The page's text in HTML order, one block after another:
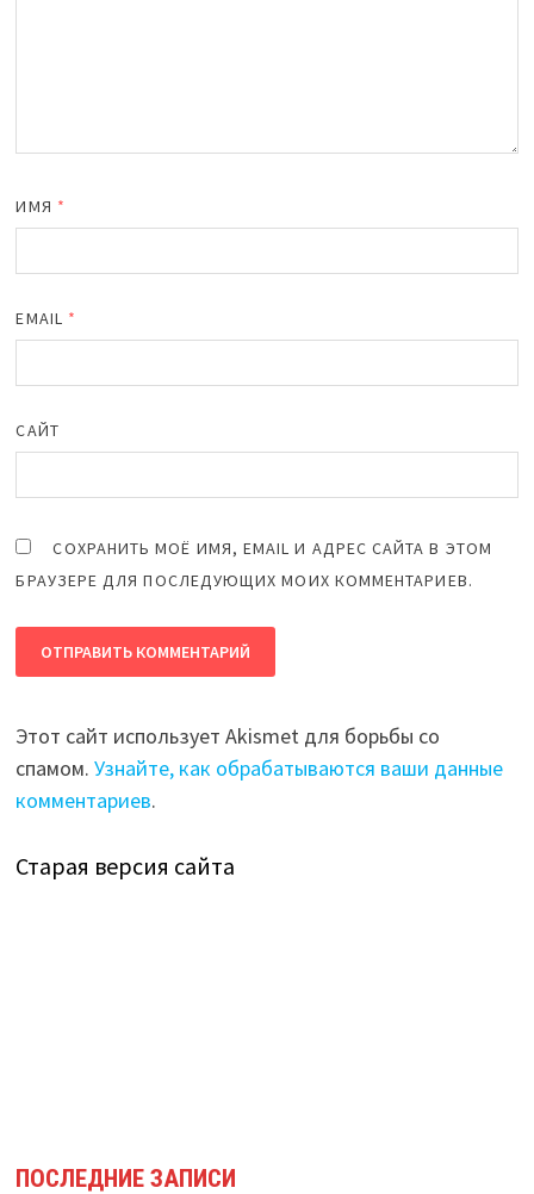
ИМЯ *
EMAIL *
САЙТ
СОХРАНИТЬ МОЁ ИМЯ, EMAIL И АДРЕС САЙТА В ЭТОМ
БРАУЗЕРЕ ДЛЯ ПОСЛЕДУЮЩИХ МОИХ КОММЕНТАРИЕВ.
Этот сайт использует Akismet для борьбы со
спамом.Узнайте, как обрабатываются ваши данные
комментариев.
Старая версия сайта
ПОСЛЕДНИЕ ЗАПИСИ